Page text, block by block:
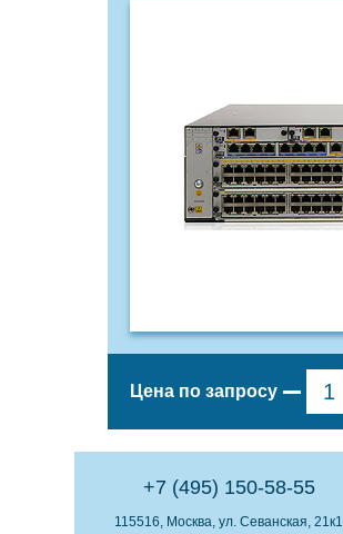
Цена по запросу
+7 (495) 150-58-55
115516, Москва, ул. Севанская, 21к1